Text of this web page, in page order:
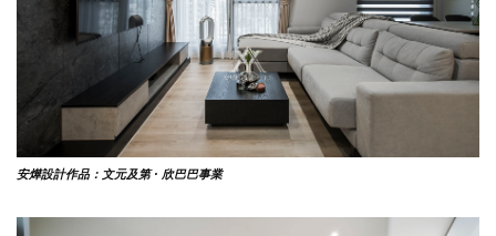
安燁設計作品：文元及第 · 欣巴巴事業